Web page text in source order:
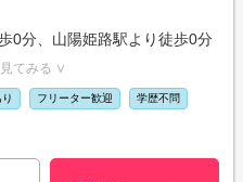
0分、山陽姫路駅より徒歩0分
てみる ∨
フリーター歓迎 学歴不問